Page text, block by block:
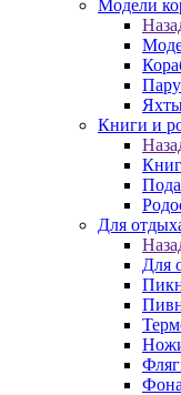
Модели
Книги и
Для
Для